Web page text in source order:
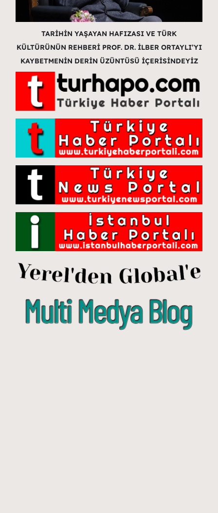
TARİHİN YAŞAYAN HAFIZASI VE TÜRK
KÜLTÜRÜNÜN REHBERİ PROF. DR. İLBER ORTAYLI’YI
KAYBETMENİN DERİN ÜZÜNTÜSÜ İÇERİSİNDEYİZ